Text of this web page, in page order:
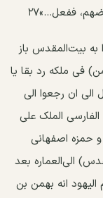
ففعل...»۲۷
بیت‌المقدس باز
فی ملکه رد بقا یا
الی ان رجعوا الی
الملک علی
العراق من قبل بهمن و بهمن یومئذ ببلخ...» ۲۸ و حمزه اصفهانی
الی‌العماره بعد
انه بهمن بن